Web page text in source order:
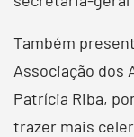
Também
Associação dos
Patrícia Riba,
trazer mais